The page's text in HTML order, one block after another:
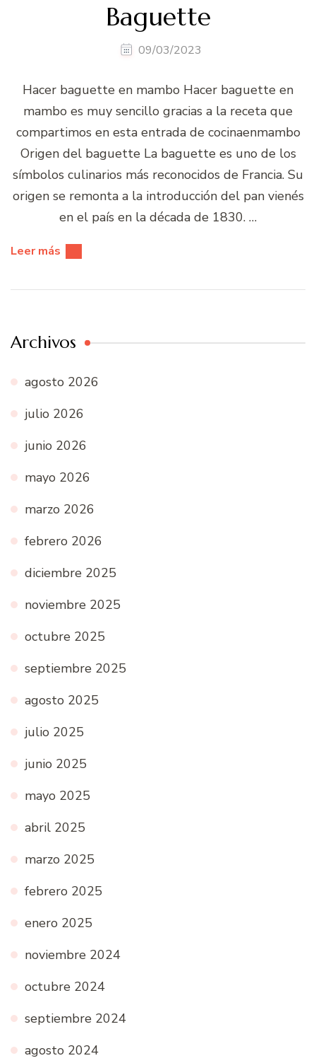
Baguette
09/03/2023
Hacer baguette en mambo Hacer baguette en
mambo es muy sencillo gracias a la receta que
compartimos en esta entrada de cocinaenmambo
Origen del baguette La baguette es uno de los
símbolos culinarios más reconocidos de Francia. Su
origen se remonta a la introducción del pan vienés
en el país en la década de 1830. …
Leer más
Archivos
agosto 2026
julio 2026
junio 2026
mayo 2026
marzo 2026
febrero 2026
diciembre 2025
noviembre 2025
octubre 2025
septiembre 2025
agosto 2025
julio 2025
junio 2025
mayo 2025
abril 2025
marzo 2025
febrero 2025
enero 2025
noviembre 2024
octubre 2024
septiembre 2024
agosto 2024